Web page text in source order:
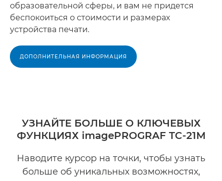
образовательной сферы, и вам не придется
беспокоиться о стоимости и размерах
устройства печати.
ДОПОЛНИТЕЛЬНАЯ ИНФОРМАЦИЯ
УЗНАЙТЕ БОЛЬШЕ О КЛЮЧЕВЫХ
ФУНКЦИЯХ imagePROGRAF TC-21M
Наводите курсор на точки, чтобы узнать
больше об уникальных возможностях,